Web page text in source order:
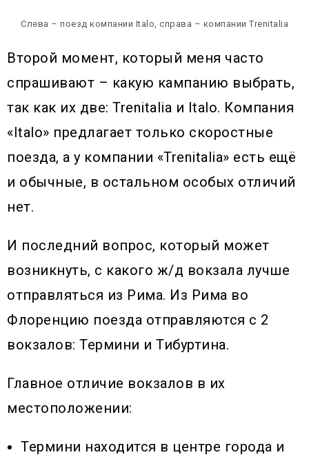
Слева – поезд компании Italo, справа – компании Trenitalia
Второй момент, который меня часто
спрашивают – какую кампанию выбрать,
так как их две: Trenitalia и Italo. Компания
«Italo» предлагает только скоростные
поезда, а у компании «Trenitalia» есть ещё
и обычные, в остальном особых отличий
нет.
И последний вопрос, который может
возникнуть, с какого ж/д вокзала лучше
отправляться из Рима. Из Рима во
Флоренцию поезда отправляются с 2
вокзалов: Термини и Тибуртина.
Главное отличие вокзалов в их
местоположении:
Термини находится в центре города и